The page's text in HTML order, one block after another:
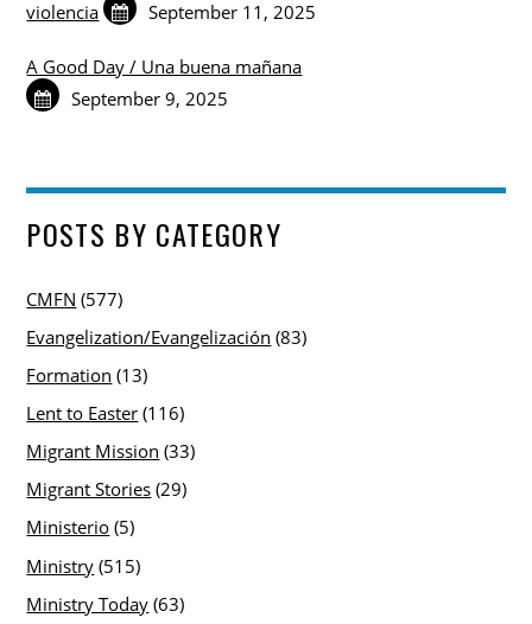
violencia September 11, 2025
A Good Day / Una buena mañana
September 9, 2025
POSTS BY CATEGORY
CMFN (577)
Evangelization/Evangelización (83)
Formation (13)
Lent to Easter (116)
Migrant Mission (33)
Migrant Stories (29)
Ministerio (5)
Ministry (515)
Ministry Today (63)